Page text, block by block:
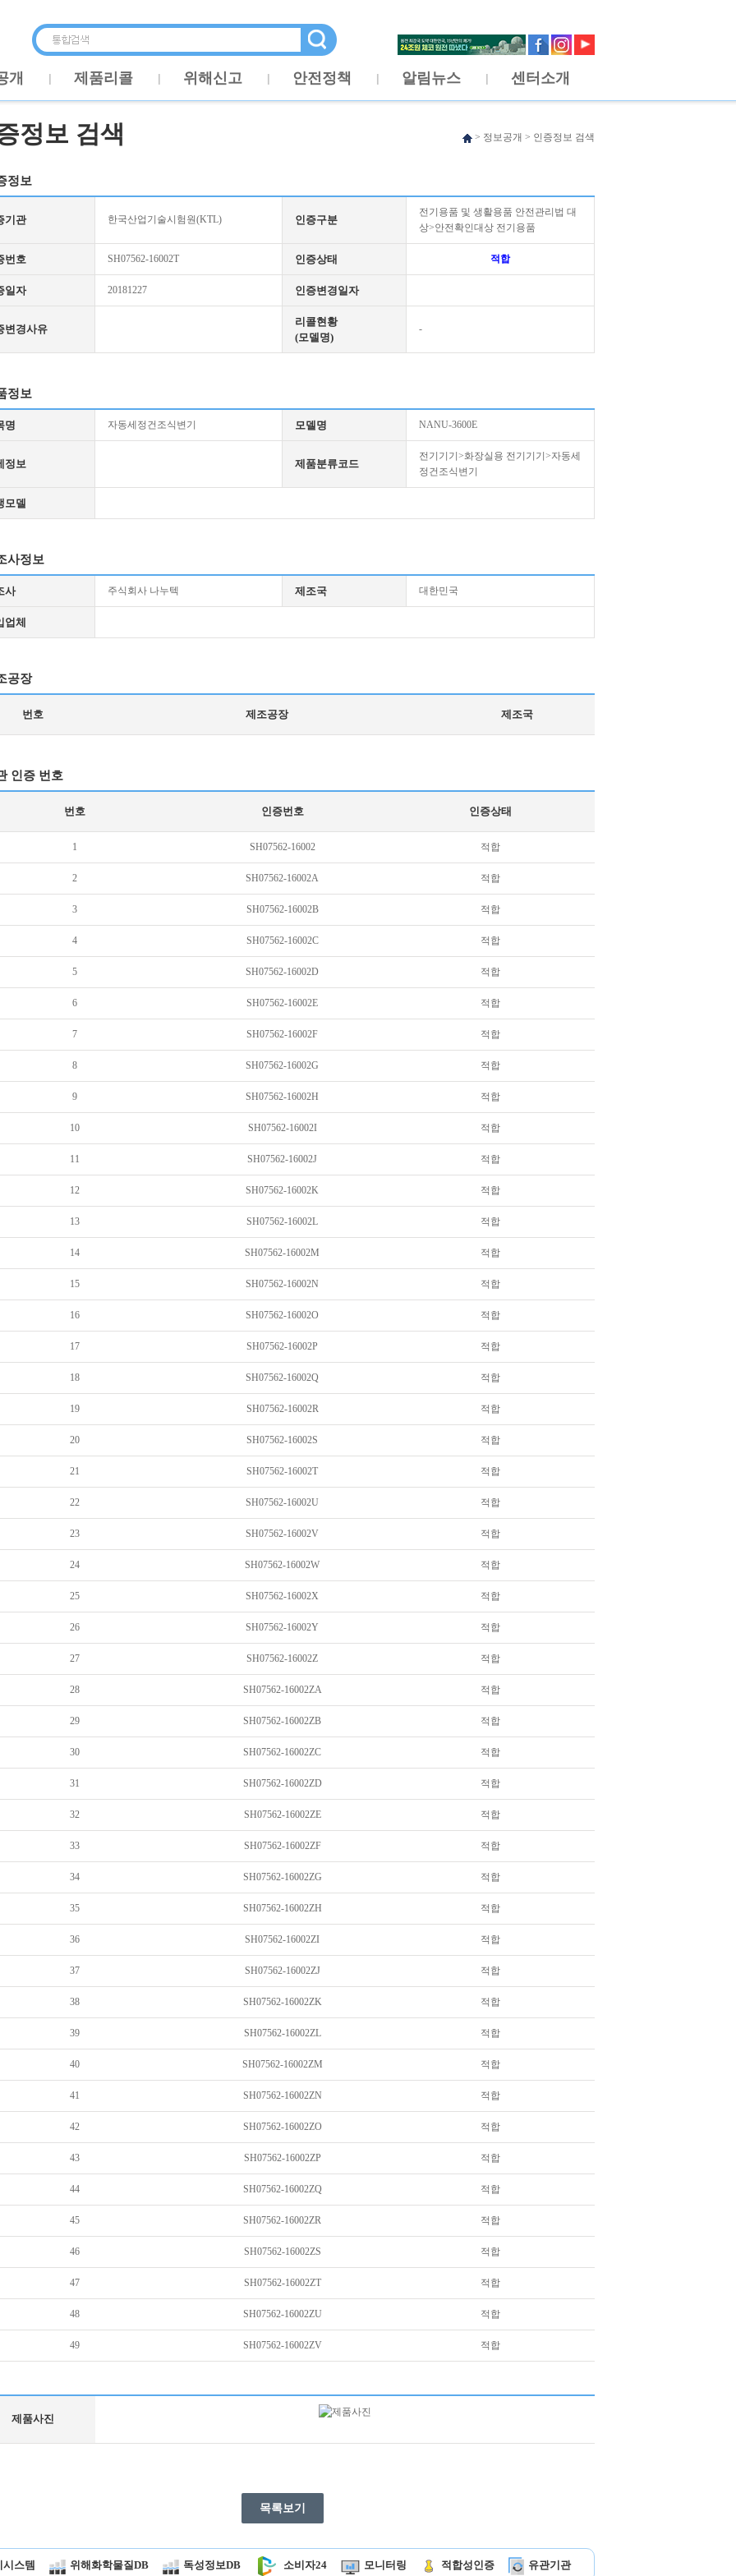
개 제품리콜 위해신고 안전정책 알림뉴스 센터소개
정보 검색 > 정보공개 > 인증정보 검색
정보
기관 한국산업기술시험원(KTL) 인증구분
전기용품 및 생활용품 안전관리법 대
상>안전확인대상 전기용품
번호 SH07562-16002T 인증상태 적합
일자 20181227 인증변경일자
변경사유
리콜현황
(모델명)
-
정보
명 자동세정건조식변기 모델명 NANU-3600E
정보 제품분류코드
전기기기>화장실용 전기기기>자동세
정건조식변기
모델
사정보
사 주식회사 나누텍 제조국 대한민국
업체
공장
번호 제조공장 제조국
인증 번호
번호 인증번호 인증상태
1 SH07562-16002 적합
2 SH07562-16002A 적합
3 SH07562-16002B 적합
4 SH07562-16002C 적합
5 SH07562-16002D 적합
6 SH07562-16002E 적합
7 SH07562-16002F 적합
8 SH07562-16002G 적합
9 SH07562-16002H 적합
10 SH07562-16002I 적합
11 SH07562-16002J 적합
12 SH07562-16002K 적합
13 SH07562-16002L 적합
14 SH07562-16002M 적합
15 SH07562-16002N 적합
16 SH07562-16002O 적합
17 SH07562-16002P 적합
18 SH07562-16002Q 적합
19 SH07562-16002R 적합
20 SH07562-16002S 적합
21 SH07562-16002T 적합
22 SH07562-16002U 적합
23 SH07562-16002V 적합
24 SH07562-16002W 적합
25 SH07562-16002X 적합
26 SH07562-16002Y 적합
27 SH07562-16002Z 적합
28 SH07562-16002ZA 적합
29 SH07562-16002ZB 적합
30 SH07562-16002ZC 적합
31 SH07562-16002ZD 적합
32 SH07562-16002ZE 적합
33 SH07562-16002ZF 적합
34 SH07562-16002ZG 적합
35 SH07562-16002ZH 적합
36 SH07562-16002ZI 적합
37 SH07562-16002ZJ 적합
38 SH07562-16002ZK 적합
39 SH07562-16002ZL 적합
40 SH07562-16002ZM 적합
41 SH07562-16002ZN 적합
42 SH07562-16002ZO 적합
43 SH07562-16002ZP 적합
44 SH07562-16002ZQ 적합
45 SH07562-16002ZR 적합
46 SH07562-16002ZS 적합
47 SH07562-16002ZT 적합
48 SH07562-16002ZU 적합
49 SH07562-16002ZV 적합
제품사진
목록보기
스템 위해화학물질DB 독성정보DB 소비자24 모니터링 적합성인증 유관기관